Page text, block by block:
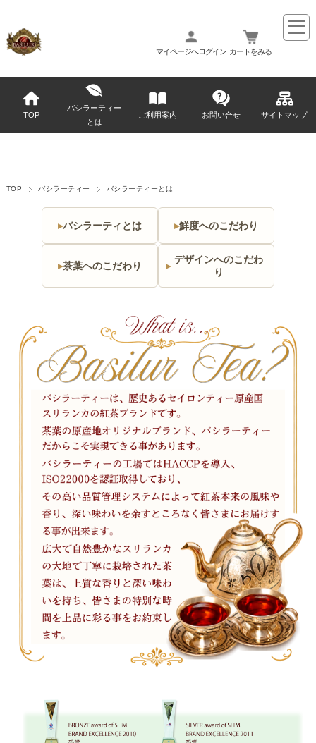
マイページへログイン カートをみる
TOP
バシラーティー
とは
ご利用案内 お問い合せ サイトマップ
TOP バシラーティー バシラーティーとは
バシラーティとは 鮮度へのこだわり
茶葉へのこだわり
デザインへのこだわ
り